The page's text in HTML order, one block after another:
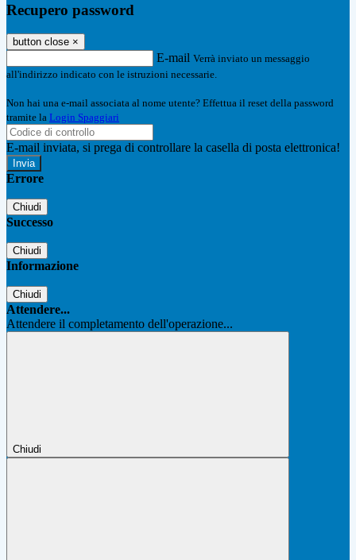
Recupero password
button close ×
E-mail Verrà inviato un messaggio
all'indirizzo indicato con le istruzioni necessarie.
Non hai una e-mail associata al nome utente? Effettua il reset della password
tramite la Login Spaggiari
E-mail inviata, si prega di controllare la casella di posta elettronica!
Errore
Chiudi
Successo
Chiudi
Informazione
Chiudi
Attendere...
Attendere il completamento dell'operazione...
Chiudi